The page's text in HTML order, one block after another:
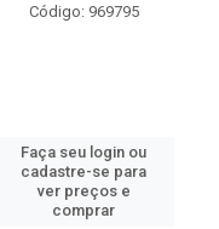
Código: 969796
Faça seu login ou
cadastre-se para
ver preços e
comprar